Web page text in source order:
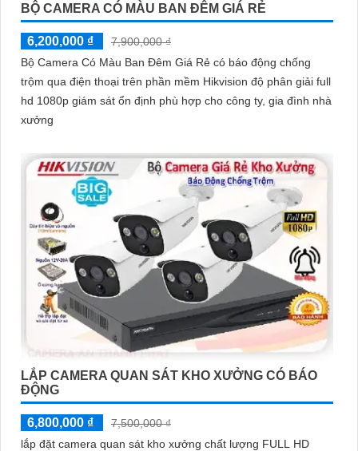
BỘ CAMERA CÓ MÀU BAN ĐÊM GIÁ RẺ
6,200,000 ₫
7,900,000 ₫
Bộ Camera Có Màu Ban Đêm Giá Rẻ có báo động chống
trộm qua điện thoại trên phần mềm Hikvision độ phân giải full
hd 1080p giám sát ổn định phù hợp cho công ty, gia đình nhà
xưởng
LẮP CAMERA QUAN SÁT KHO XƯỞNG CÓ BÁO
ĐỘNG
6,800,000 ₫
7,500,000 ₫
lắp đặt camera quan sát kho xưởng chất lượng FULL HD